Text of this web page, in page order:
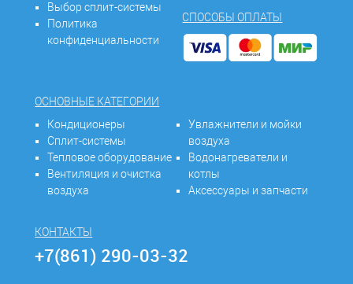
Выбор сплит-системы
Политика
конфиденциальности
СПОСОБЫ ОПЛАТЫ
ОСНОВНЫЕ КАТЕГОРИИ
Кондиционеры
Сплит-системы
Тепловое оборудование
Вентиляция и очистка
воздуха
Увлажнители и мойки
воздуха
Водонагреватели и
котлы
Аксессуары и запчасти
КОНТАКТЫ
+7(861) 290-03-32